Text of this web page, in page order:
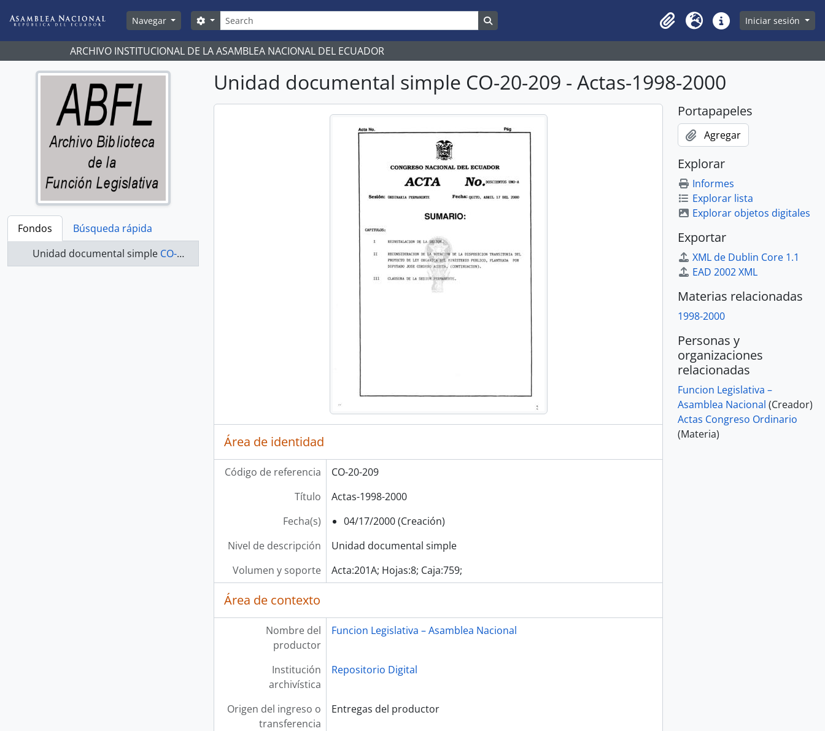
Navegar
Búsqueda
Search options
Clipboard
Idioma Enlaces rápidos
Iniciar sesión
ARCHIVO INSTITUCIONAL DE LA ASAMBLEA NACIONAL DEL ECUADOR
Fondos
Búsqueda rápida
Unidad documental simple CO-20-209 - Actas-1998-2000
Unidad documental simple CO-20-209 - Actas-1998-2000
Área de identidad
Código de referencia
CO-20-209
Título
Actas-1998-2000
Fecha(s)
04/17/2000 (Creación)
Nivel de descripción
Unidad documental simple
Volumen y soporte
Acta:201A; Hojas:8; Caja:759;
Área de contexto
Nombre del
productor
Funcion Legislativa – Asamblea Nacional
Institución
archivística
Repositorio Digital
Origen del ingreso o
transferencia
Entregas del productor
Portapapeles
Agregar
Explorar
Informes
Explorar lista
Explorar objetos digitales
Exportar
XML de Dublin Core 1.1
EAD 2002 XML
Materias relacionadas
1998-2000
Personas y
organizaciones
relacionadas
Funcion Legislativa –
Asamblea Nacional (Creador)
Actas Congreso Ordinario
(Materia)